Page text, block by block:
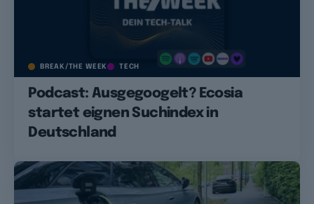
BREAK/THE WEEK TECH
Podcast: Ausgegoogelt? Ecosia
startet eignen Suchindex in
Deutschland